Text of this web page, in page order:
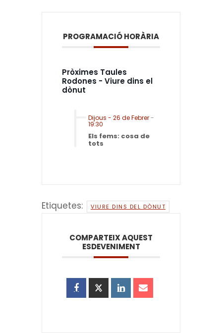
PROGRAMACIÓ HORÀRIA
Pròximes Taules
Rodones - Viure dins el
dònut
Dijous - 26 de Febrer-
19:30
Els fems: cosa de
tots
Etiquetes: VIURE DINS DEL DÒNUT
COMPARTEIX AQUEST
ESDEVENIMENT